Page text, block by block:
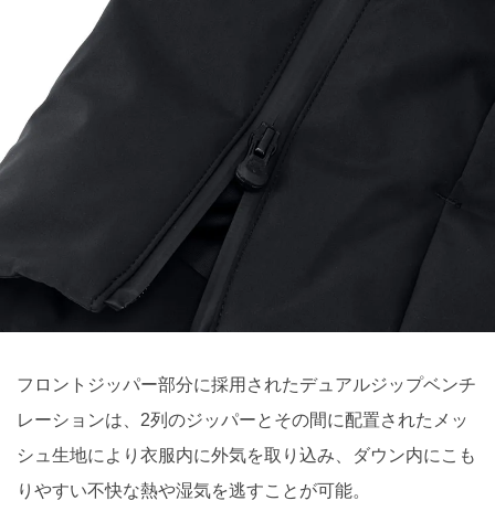
フロントジッパー部分に採用されたデュアルジップベンチ
レーションは、2列のジッパーとその間に配置されたメッ
シュ生地により衣服内に外気を取り込み、ダウン内にこも
りやすい不快な熱や湿気を逃すことが可能。